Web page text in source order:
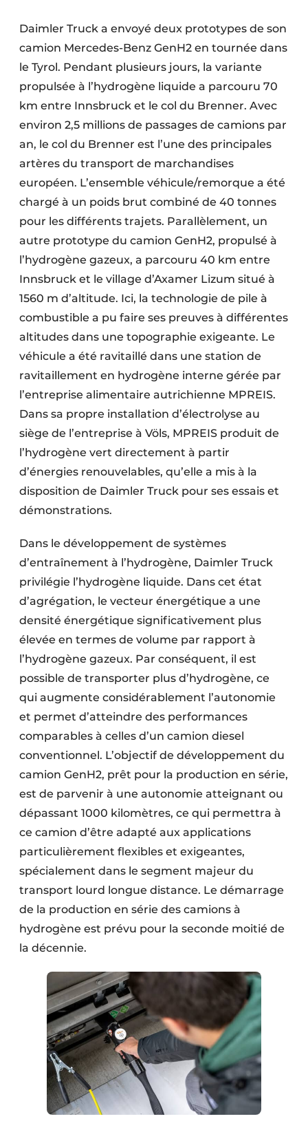
Daimler Truck a envoyé deux prototypes de son
camion Mercedes-Benz GenH2 en tournée dans
le Tyrol. Pendant plusieurs jours, la variante
propulsée à l’hydrogène liquide a parcouru 70
km entre Innsbruck et le col du Brenner. Avec
environ 2,5 millions de passages de camions par
an, le col du Brenner est l’une des principales
artères du transport de marchandises
européen. L’ensemble véhicule/remorque a été
chargé à un poids brut combiné de 40 tonnes
pour les différents trajets. Parallèlement, un
autre prototype du camion GenH2, propulsé à
l’hydrogène gazeux, a parcouru 40 km entre
Innsbruck et le village d’Axamer Lizum situé à
1560 m d’altitude. Ici, la technologie de pile à
combustible a pu faire ses preuves à différentes
altitudes dans une topographie exigeante. Le
véhicule a été ravitaillé dans une station de
ravitaillement en hydrogène interne gérée par
l’entreprise alimentaire autrichienne MPREIS.
Dans sa propre installation d’électrolyse au
siège de l’entreprise à Völs, MPREIS produit de
l’hydrogène vert directement à partir
d’énergies renouvelables, qu’elle a mis à la
disposition de Daimler Truck pour ses essais et
démonstrations.
Dans le développement de systèmes
d’entraînement à l’hydrogène, Daimler Truck
privilégie l’hydrogène liquide. Dans cet état
d’agrégation, le vecteur énergétique a une
densité énergétique significativement plus
élevée en termes de volume par rapport à
l’hydrogène gazeux. Par conséquent, il est
possible de transporter plus d’hydrogène, ce
qui augmente considérablement l’autonomie
et permet d’atteindre des performances
comparables à celles d’un camion diesel
conventionnel. L’objectif de développement du
camion GenH2, prêt pour la production en série,
est de parvenir à une autonomie atteignant ou
dépassant 1000 kilomètres, ce qui permettra à
ce camion d’être adapté aux applications
particulièrement flexibles et exigeantes,
spécialement dans le segment majeur du
transport lourd longue distance. Le démarrage
de la production en série des camions à
hydrogène est prévu pour la seconde moitié de
la décennie.